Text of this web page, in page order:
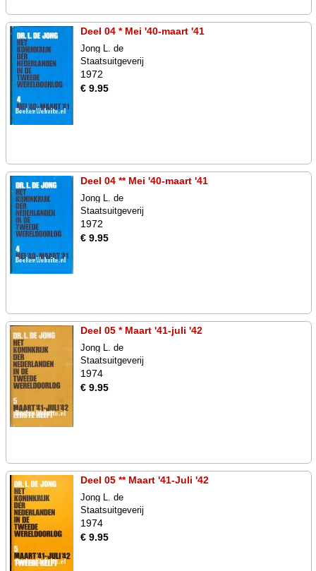
Deel 04 * Mei '40-maart '41
Jong L. de
Staatsuitgeverij
1972
€ 9.95
Deel 04 ** Mei '40-maart '41
Jong L. de
Staatsuitgeverij
1972
€ 9.95
Deel 05 * Maart '41-juli '42
Jong L. de
Staatsuitgeverij
1974
€ 9.95
Deel 05 ** Maart '41-Juli '42
Jong L. de
Staatsuitgeverij
1974
€ 9.95